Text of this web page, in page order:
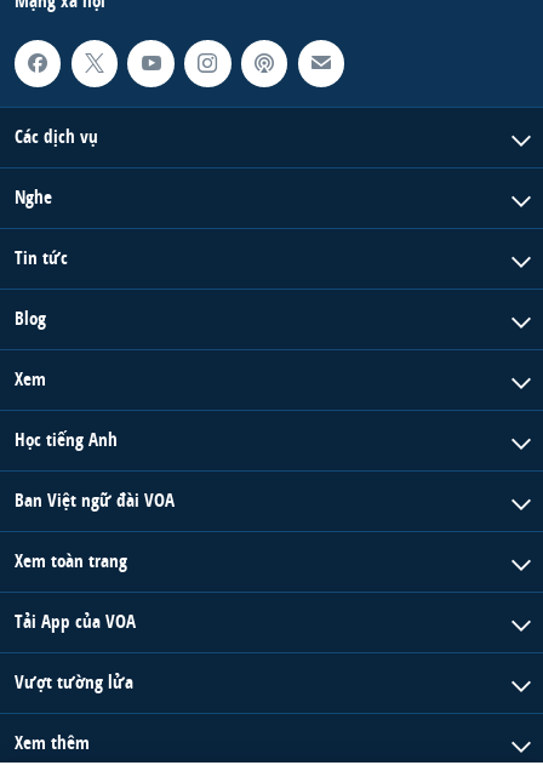
Các dịch vụ
Nghe
Tin tức
Blog
Xem
Học tiếng Anh
Ban Việt ngữ đài VOA
Xem toàn trang
Tải App của VOA
Vượt tường lửa
Xem thêm